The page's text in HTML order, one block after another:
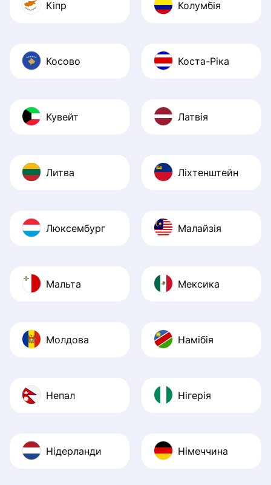
Кіпр Колумбія
Косово Коста-Ріка
Кувейт Латвія
Литва Ліхтенштейн
Люксембург Малайзія
Мальта Мексика
Молдова Намібія
Непал Нігерія
Нідерланди Німеччина